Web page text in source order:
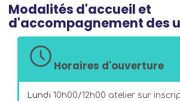
Modalités d'accueil et
d'accompagnement des
Horaires d'ouverture
Lundi 10h00/12h00 atelier sur